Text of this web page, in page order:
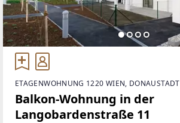
ETAGENWOHNUNG 1220 WIEN, DONAUSTADT
Balkon-Wohnung in der
Langobardenstraße 11